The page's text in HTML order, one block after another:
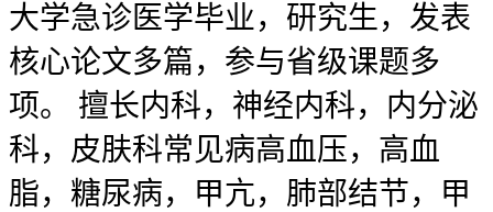
大学急诊医学毕业，研究生，发表
核心论文多篇，参与省级课题多
项。 擅长内科，神经内科，内分泌
科，皮肤科常见病高血压，高血
脂，糖尿病，甲亢，肺部结节，甲